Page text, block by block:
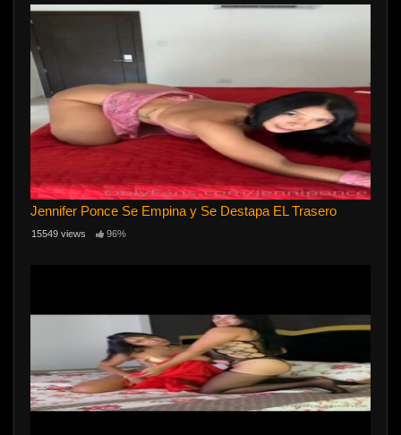
Jennifer Ponce Se Empina y Se Destapa EL Trasero
15549 views 96%